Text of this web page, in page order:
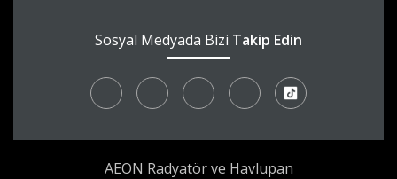
Sosyal Medyada Bizi Takip Edin
AEON Radyatör ve Havlupan